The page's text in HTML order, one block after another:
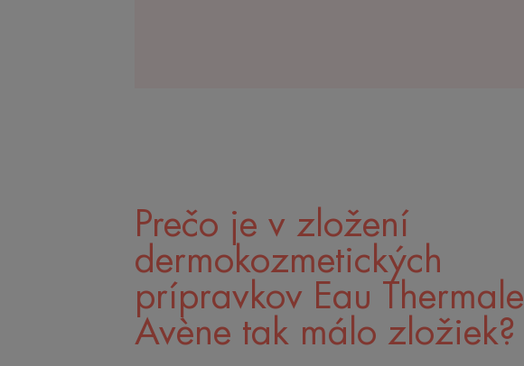
Prečo je v zložení
dermokozmetických
prípravkov Eau Thermale
Avène tak málo zložiek?